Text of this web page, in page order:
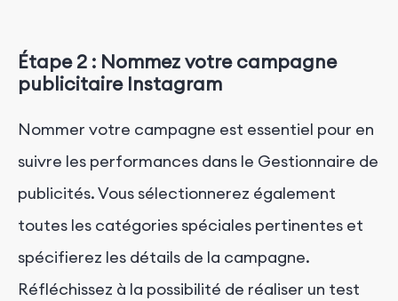
Étape 2 : Nommez votre campagne
publicitaire Instagram
Nommer votre campagne est essentiel pour en
suivre les performances dans le Gestionnaire de
publicités. Vous sélectionnerez également
toutes les catégories spéciales pertinentes et
spécifierez les détails de la campagne.
Réfléchissez à la possibilité de réaliser un test